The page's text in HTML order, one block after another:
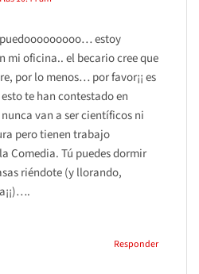
estoy
mi oficina.. el becario cree que
por lo menos… por favor¡¡ es
te han contestado en
van a ser científicos ni
pero tienen trabajo
Comedia. Tú puedes dormir
riéndote (y llorando,
Responder